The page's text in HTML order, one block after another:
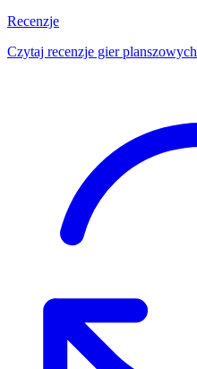
Recenzje
Czytaj recenzje gier planszowych